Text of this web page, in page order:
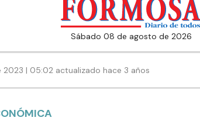
sábado 08 de agosto de 2026
2023 | 05:02 actualizado hace 3 años